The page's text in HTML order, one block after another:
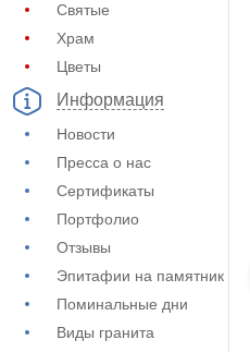
Святые
Храм
Цветы
Информация
Новости
Пресса о нас
Сертификаты
Портфолио
Отзывы
Эпитафии на памятник
Поминальные дни
Виды гранита